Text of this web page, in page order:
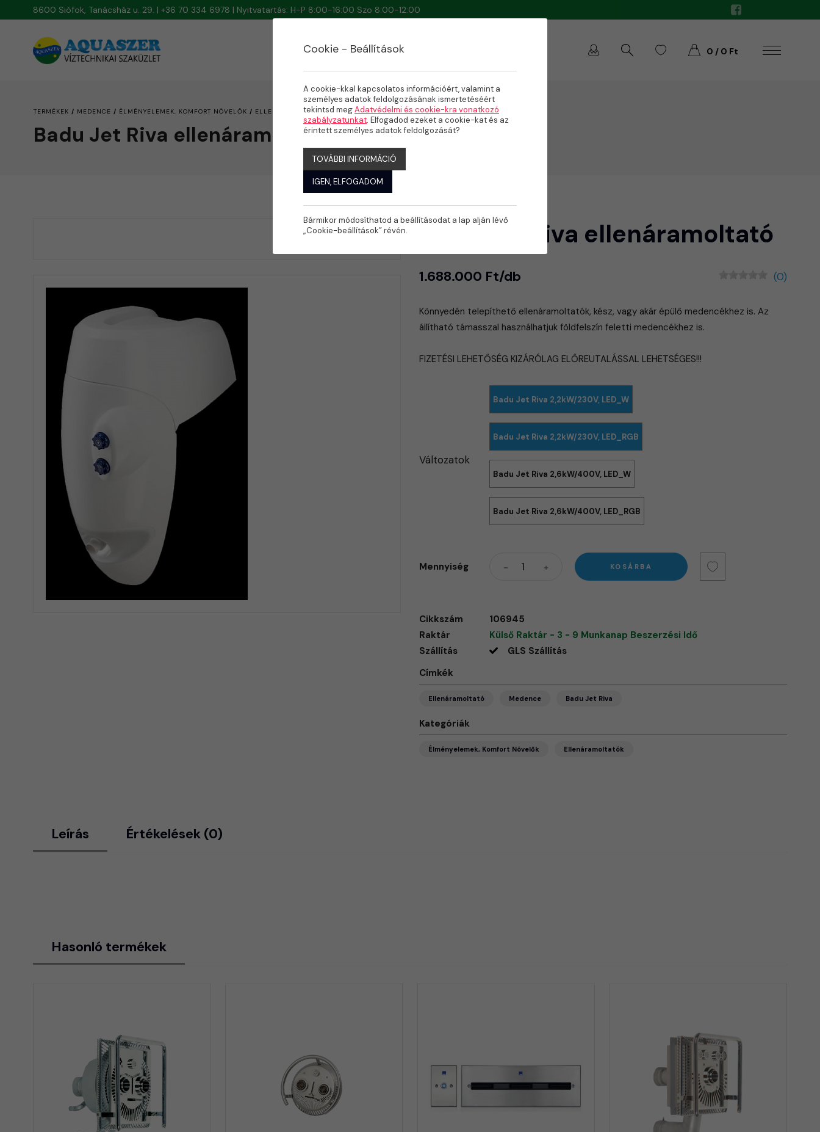
8600 Siófok, Tanácsház u. 29. | +36 70 334 6978 | Nyitvatartás: H-P 8:00-16:00 Szo 8:00-12:00
0 / 0 Ft
TERMÉKEK / MEDENCE / ÉLMÉNYELEMEK, KOMFORT NÖVELŐK / ELLENÁRAMOLTATÓK
Badu Jet Riva ellenáramoltató
Badu Jet Riva ellenáramoltató
1.688.000 Ft/db (0)
Könnyedén telepíthető ellenáramoltatók, kész, vagy akár épülő medencékhez is. Az
állítható támasszal használhatjuk földfelszín feletti medencékhez is.
FIZETÉSI LEHETŐSÉG KIZÁRÓLAG ELŐREUTALÁSSAL LEHETSÉGES!!!
Változatok
Badu Jet Riva 2,2kW/230V, LED_W
Badu Jet Riva 2,2kW/230V, LED_RGB
Badu Jet Riva 2,6kW/400V, LED_W
Badu Jet Riva 2,6kW/400V, LED_RGB
Mennyiség KOSÁRBA
Cikkszám
106945
Raktár
Külső Raktár - 3 - 9 Munkanap Beszerzési Idő
Szállítás
GLS Szállítás
Címkék
Ellenáramoltató Medence Badu Jet Riva
Kategóriák
Élményelemek, Komfort Növelők Ellenáramoltatók
Leírás Értékelések (0)
Hasonló termékek
Cookie - Beállítások
A cookie-kkal kapcsolatos információért, valamint a
személyes adatok feldolgozásának ismertetéséért
tekintsd megAdatvédelmi és cookie-kra vonatkozó
szabályzatunkat. Elfogadod ezeket a cookie-kat és az
érintett személyes adatok feldolgozását?
TOVÁBBI INFORMÁCIÓ
IGEN, ELFOGADOM
Bármikor módosíthatod a beállításodat a lap alján lévő
„Cookie-beállítások” révén.